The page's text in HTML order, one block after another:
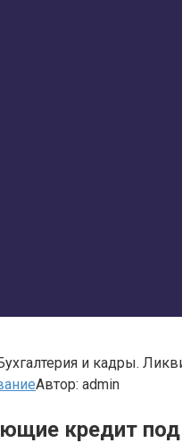
и кадры.
Автор: admin
кредит